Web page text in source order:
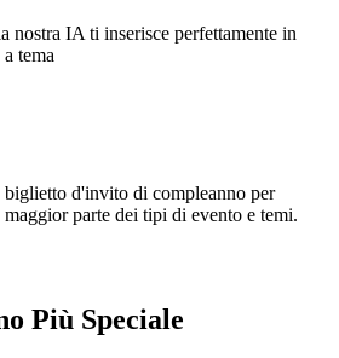
nostra IA ti inserisce perfettamente in
tema
biglietto d'invito di compleanno per
parte dei tipi di evento e temi.
Più Speciale